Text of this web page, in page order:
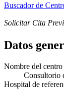
Buscador de
Solicitar Cita
Datos
Nombre del centro
Consultorio
Hospital de